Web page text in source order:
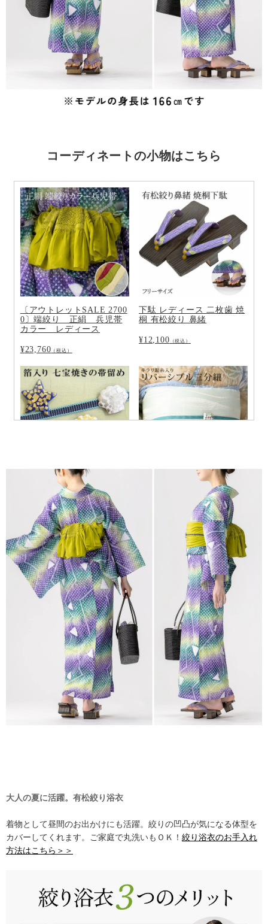
コーディネートの小物はこちら
〔アウトレットSALE 2700
0〕端絞り 正絹 兵児帯
カラー レディース
¥23,760 （税込）
下駄 レディース 二枚歯 焼
桐 有松絞り 鼻緒
¥12,100 （税込）
帯留 箔入り 七宝焼き 星 シ
ェル つゆくさ〔メール便
対象〕
5,500（税込）
【「STORY」Web掲載】三
分紐 リバーシブル 正絹 銀
（税込）
大人の夏に活躍。有松絞り浴衣
着物として昼間のお出かけにも活躍。絞りの凹凸が気になる体型を
カバーしてくれます。ご家庭で丸洗いもＯＫ！ 絞り浴衣のお手入れ
方法はこちら＞＞